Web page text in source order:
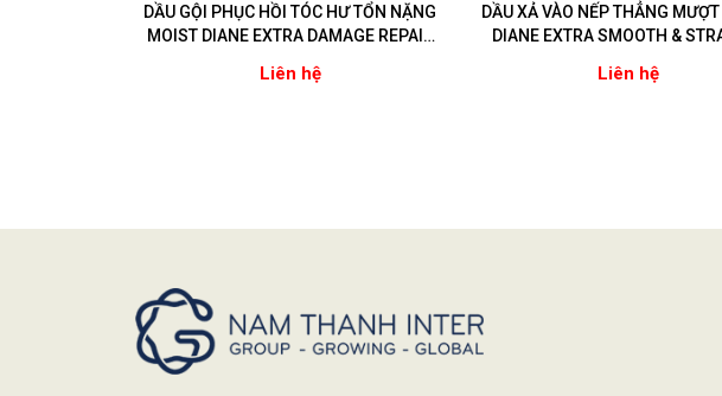
DẦU GỘI PHỤC HỒI TÓC HƯ TỔN NẶNG
MOIST DIANE EXTRA DAMAGE REPAIR
nhuộm, ép)
Liên hệ
DẦU XẢ VÀO NẾP THẲNG
DIANE EXTRA SMOOTH &
xơ chẻ ngọn)
Liên hệ